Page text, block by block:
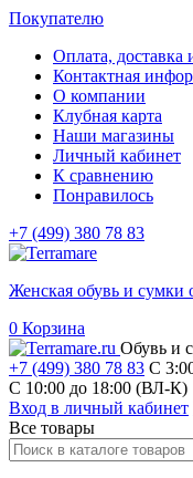
Покупателю
Оплата, доставка
Контактная
О компании
Клубная карта
Наши магазины
Личный кабинет
К сравнению
Понравилось
+7 (499) 380 78 83
Женская обувь и сумки
0 Корзина
Обувь и
+7 (499) 380 78 83 С
C 10:00 до 18:00 (ВЛ-К)
Вход в личный кабинет
Все товары